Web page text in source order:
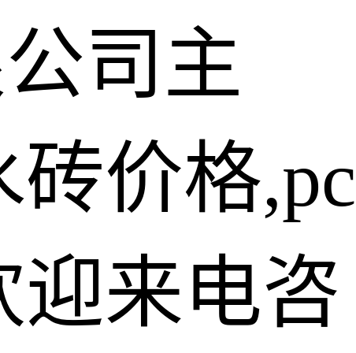
司主
价格,pc
迎来电咨